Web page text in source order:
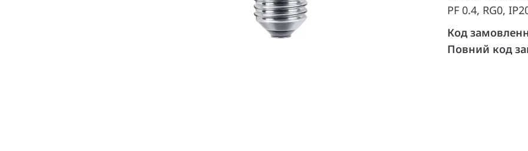
PF 0.4, RG0,
Код
Повний код